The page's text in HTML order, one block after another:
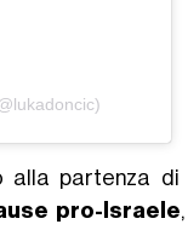
partenza di
pro-Israele